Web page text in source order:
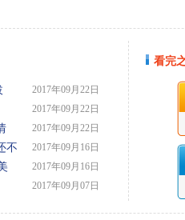
2017年09月22日
2017年09月22日
2017年09月22日
不
2017年09月16日
2017年09月16日
2017年09月07日
看完